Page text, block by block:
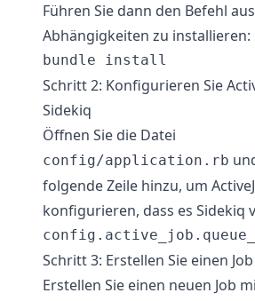
Führen Sie dann den Befehl
Abhängigkeiten zu installieren:
Schritt 2: Konfigurieren Sie
Sidekiq
Öffnen Sie die Datei
config/application.rb
folgende Zeile hinzu, um
konfigurieren, dass es Sidekiq
Schritt 3: Erstellen Sie einen Job
Erstellen Sie einen neuen Job